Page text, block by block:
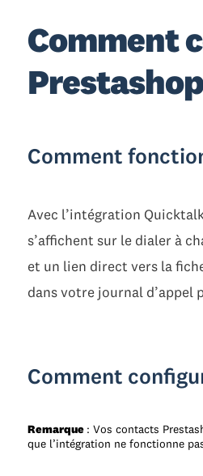
Comment
Comment
Avec l’intégration
s’affichent sur le dialer à
et un lien direct vers la
dans votre journal
Comment
Remarque : Vos contacts
que l’intégration ne fonctionne